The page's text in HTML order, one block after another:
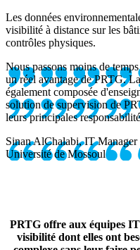
Les données
visibilité à distance sur les
contrôles physiques.
Nous passons moins de
un réel avantage de PRTG.
également composée
solution de supervision de
leurs principales
Sinan AlChalabi, IT Manager
Université de Mossoul
PRTG offre aux équipes
visibilité dont elles ont